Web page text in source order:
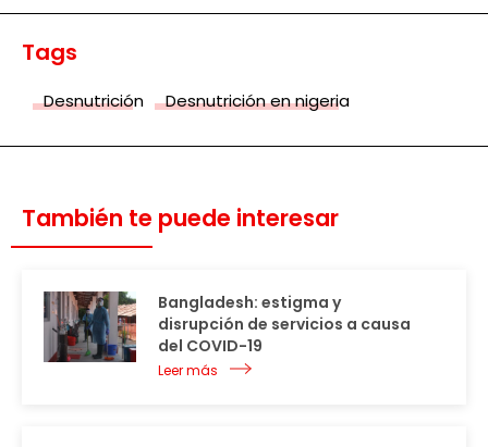
Tags
Desnutrición Desnutrición en nigeria
También te puede interesar
Bangladesh: estigma y
disrupción de servicios a causa
del COVID-19
Leer más